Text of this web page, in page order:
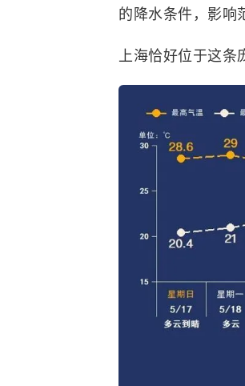
的降水条件，影响
上海恰好位于这条